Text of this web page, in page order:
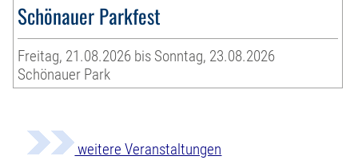
Schönauer Parkfest
Freitag, 21.08.2026 bis Sonntag, 23.08.2026
Schönauer Park
weitere Veranstaltungen